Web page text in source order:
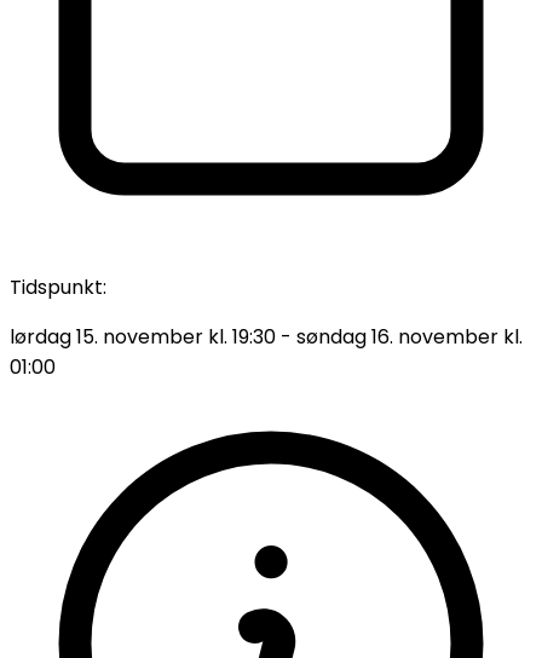
Tidspunkt:
lørdag 15. november kl. 19:30 - søndag 16. november kl.
01:00